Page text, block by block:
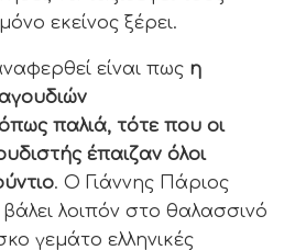
εκείνος ξέρει.
είναι πως η
παλιά, τότε που οι
έπαιζαν όλοι
. Ο Γιάννης Πάριος
λοιπόν στο θαλασσινό
γεμάτο ελληνικές